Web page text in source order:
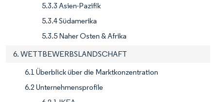
5.3.3 Asien-Pazifik
5.3.4 Südamerika
5.3.5 Naher Osten & Afrika
6. WETTBEWERBSLANDSCHAFT
6.1 Überblick über die Marktkonzentration
6.2 Unternehmensprofile